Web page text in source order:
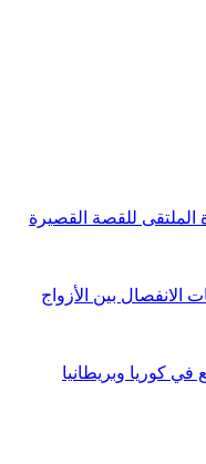
الملتقى للقصة القصيرة
بين الأزواج
في كوريا وبريطانيا